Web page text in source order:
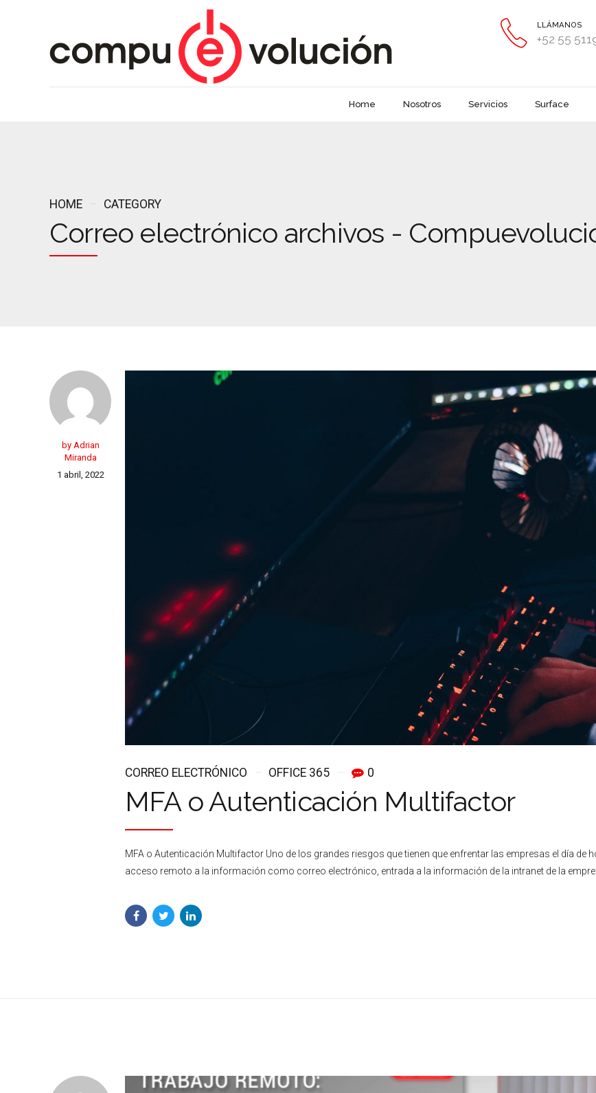
LLÁMANOS
+52 55
Home Nosotros Servicios Surface
HOME CATEGORY
Correo electrónico archivos -
by Adrian
Miranda
1 abril, 2022
CORREO ELECTRÓNICO OFFICE 365 0
MFA o Autenticación Multifactor
MFA o Autenticación Multifactor Uno de los grandes riesgos que tienen que enfrentar las empresas el día de
acceso remoto a la información como correo electrónico, entrada a la información de la intranet de la